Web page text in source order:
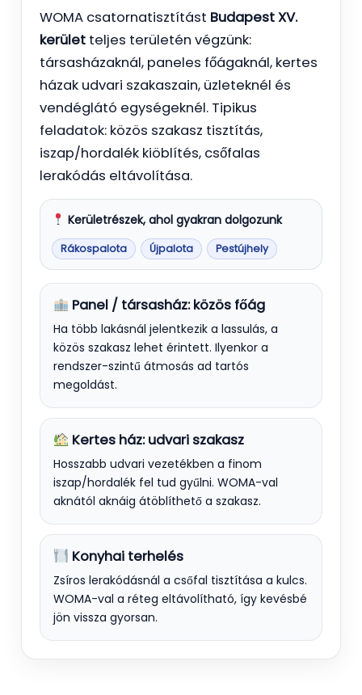
WOMA csatornatisztítást Budapest XV.
kerület teljes területén végzünk:
társasházaknál, paneles főágaknál, kertes
házak udvari szakaszain, üzleteknél és
vendéglátó egységeknél. Tipikus
feladatok: közös szakasz tisztítás,
iszap/hordalék kiöblítés, csőfalas
lerakódás eltávolítása.
Kerületrészek, ahol gyakran dolgozunk
Rákospalota Újpalota Pestújhely
Panel / társasház: közös főág
Ha több lakásnál jelentkezik a lassulás, a
közös szakasz lehet érintett. Ilyenkor a
rendszer-szintű átmosás ad tartós
megoldást.
Kertes ház: udvari szakasz
Hosszabb udvari vezetékben a finom
iszap/hordalék fel tud gyűlni. WOMA-val
aknától aknáig átöblíthető a szakasz.
Konyhai terhelés
Zsíros lerakódásnál a csőfal tisztítása a kulcs.
WOMA-val a réteg eltávolítható, így kevésbé
jön vissza gyorsan.